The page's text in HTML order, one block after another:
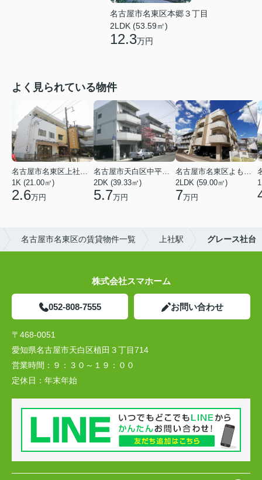
名古屋市名東区本郷３丁目
2LDK (53.59㎡)
12.3万円
よく見られている物件
1K (21.00㎡)
2.6万円
2DK (39.33㎡)
5.7万円
2LDK (59.00㎡)
7万円
名古屋市名東区の賃貸物件一覧 上社駅 グレース社台
株式会社スマホーム
052-808-7555 お問い合わせ
〒468-0051
愛知県名古屋市天白区植田３丁目714
営業時間： ９：３０～１９：００
定休日： 年末年始